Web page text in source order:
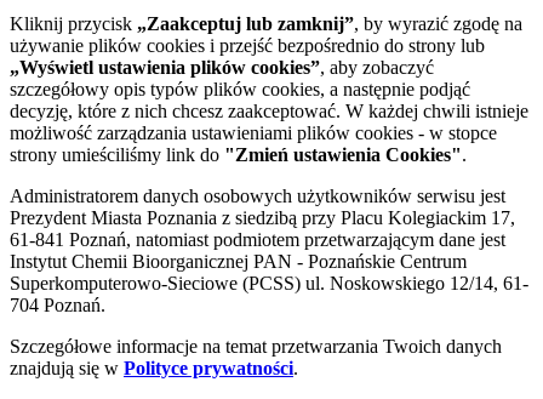
Kliknij przycisk „Zaakceptuj lub zamknij”, by wyrazić zgodę na
używanie plików cookies i przejść bezpośrednio do strony lub
„Wyświetl ustawienia plików cookies”, aby zobaczyć
szczegółowy opis typów plików cookies, a następnie podjąć
decyzję, które z nich chcesz zaakceptować. W każdej chwili istnieje
możliwość zarządzania ustawieniami plików cookies - w stopce
strony umieściliśmy link do "Zmień ustawienia Cookies".
Administratorem danych osobowych użytkowników serwisu jest
Prezydent Miasta Poznania z siedzibą przy Placu Kolegiackim 17,
61-841 Poznań, natomiast podmiotem przetwarzającym dane jest
Instytut Chemii Bioorganicznej PAN - Poznańskie Centrum
Superkomputerowo-Sieciowe (PCSS) ul. Noskowskiego 12/14, 61-
704 Poznań.
Szczegółowe informacje na temat przetwarzania Twoich danych
znajdują się w Polityce prywatności.